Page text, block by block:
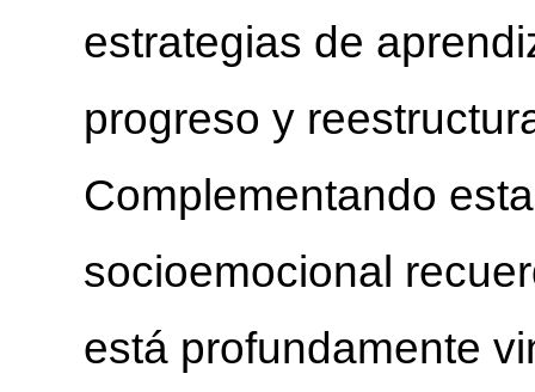
estrategias de
progreso y
Complementando
socioemocional
está profundamente